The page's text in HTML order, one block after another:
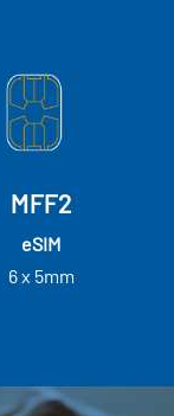
MFF2
eSIM
6 x 5mm